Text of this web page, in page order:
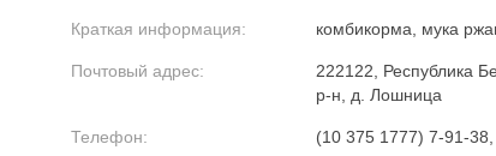
Краткая информация: комбикорма, мука
Почтовый адрес:
222122, Республика
р-н, д. Лошница
Телефон: (10 375 1777) 7-91-